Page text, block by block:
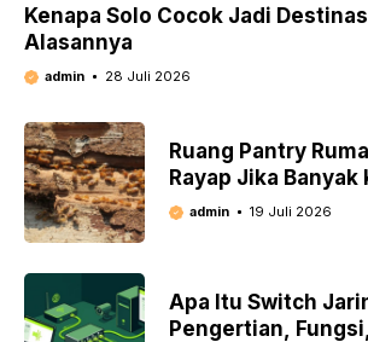
Kenapa Solo Cocok Jadi
Alasannya
admin 28 Juli 2026
Ruang Pantry
Rayap Jika Banyak
Rak Kayu
admin 19 Juli 2026
Apa Itu Switch
Pengertian,